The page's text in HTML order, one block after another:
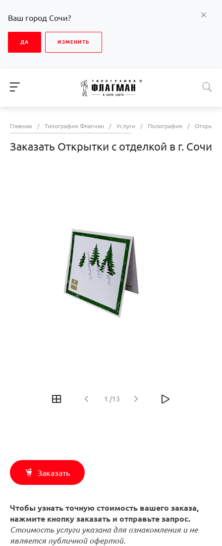
Ваш город Сочи?
ДА ИЗМЕНИТЬ
Главная / Типография Флагман / Услуги / Полиграфия / Открытки
Заказать Открытки с отделкой в г. Сочи
1 /13
Заказать
Чтобы узнать точную стоимость вашего заказа,
нажмите кнопку заказать и отправьте запрос.
Стоимость услуги указана для ознакомления и не
является публичной офертой.